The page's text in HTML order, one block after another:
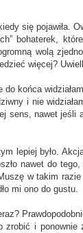
się pojawiła.
bohaterek,
wolą
więcej?
końca
i nie
sens, nawet jeśli
lepiej było.
nawet do
w takim
mi ono do gustu.
i